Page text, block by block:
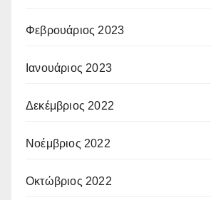
Φεβρουάριος 2023
Ιανουάριος 2023
Δεκέμβριος 2022
Νοέμβριος 2022
Οκτώβριος 2022